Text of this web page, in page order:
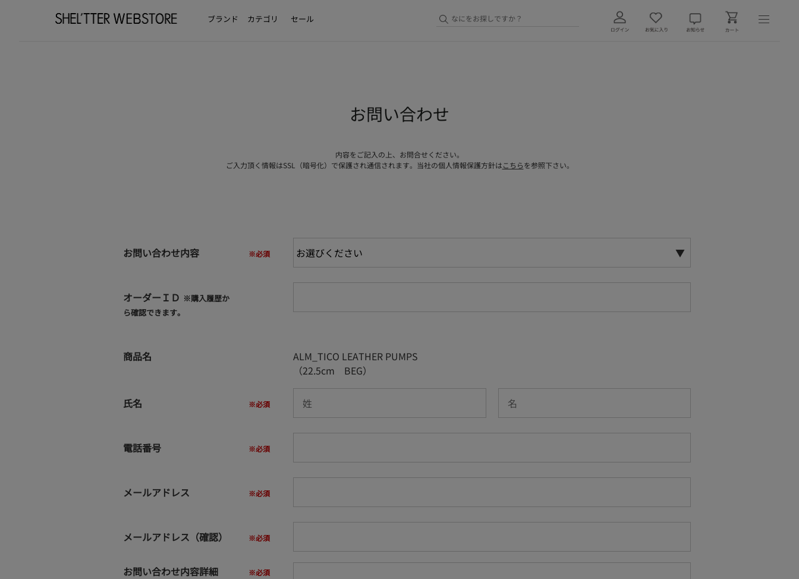
ブランド カテゴリ セール
お問い合わせ
内容をご記入の上、お問合せください。
ご入力頂く情報はSSL（暗号化）で保護され通信されます。当社の個人情報保護方針はこちらを参照下さい。
お問い合わせ内容
オーダーＩＤ ※購入履歴か
ら確認できます。
商品名
ALM_TICO LEATHER PUMPS
（22.5cm BEG）
氏名
電話番号
メールアドレス
メールアドレス（確認）
お問い合わせ内容詳細